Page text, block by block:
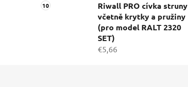
Riwall PRO cívka struny
včetně krytky a pružiny
(pro model RALT 2320
SET)
€5,66